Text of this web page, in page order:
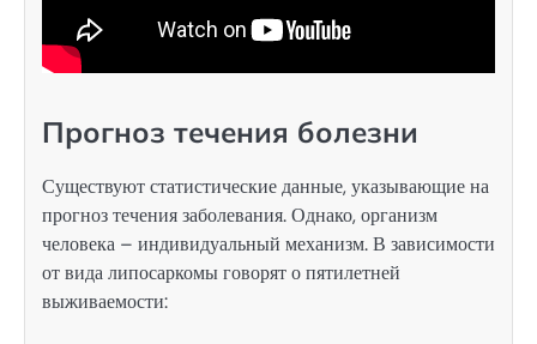
Прогноз течения болезни
Существуют статистические данные, указывающие на
прогноз течения заболевания. Однако, организм
человека – индивидуальный механизм. В зависимости
от вида липосаркомы говорят о пятилетней
выживаемости: